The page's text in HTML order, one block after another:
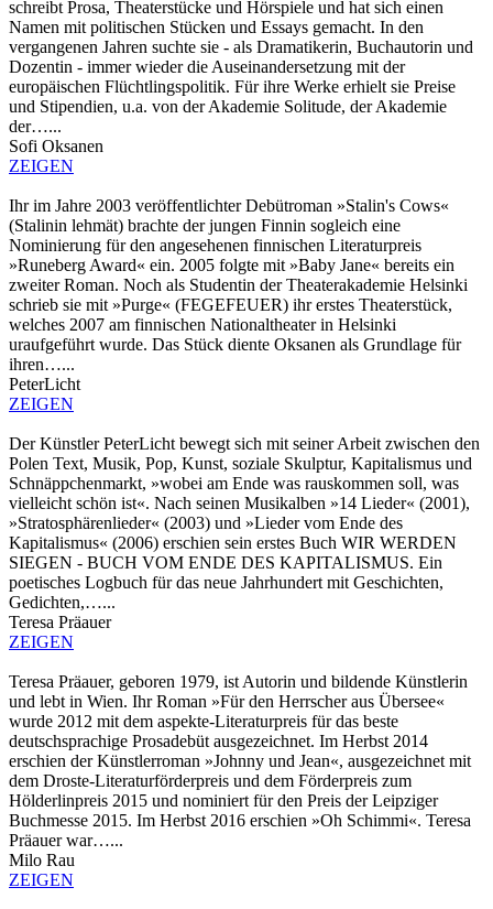
schreibt Prosa, Theaterstücke und Hörspiele und hat sich einen
Namen mit politischen Stücken und Essays gemacht. In den
vergangenen Jahren suchte sie - als Dramatikerin, Buchautorin und
Dozentin - immer wieder die Auseinandersetzung mit der
europäischen Flüchtlingspolitik. Für ihre Werke erhielt sie Preise
und Stipendien, u.a. von der Akademie Solitude, der Akademie
der…...
Sofi Oksanen
ZEIGEN
Ihr im Jahre 2003 veröffentlichter Debütroman »Stalin's Cows«
(Stalinin lehmät) brachte der jungen Finnin sogleich eine
Nominierung für den angesehenen finnischen Literaturpreis
»Runeberg Award« ein. 2005 folgte mit »Baby Jane« bereits ein
zweiter Roman. Noch als Studentin der Theaterakademie Helsinki
schrieb sie mit »Purge« (FEGEFEUER) ihr erstes Theaterstück,
welches 2007 am finnischen Nationaltheater in Helsinki
uraufgeführt wurde. Das Stück diente Oksanen als Grundlage für
ihren…...
PeterLicht
ZEIGEN
Der Künstler PeterLicht bewegt sich mit seiner Arbeit zwischen den
Polen Text, Musik, Pop, Kunst, soziale Skulptur, Kapitalismus und
Schnäppchenmarkt, »wobei am Ende was rauskommen soll, was
vielleicht schön ist«. Nach seinen Musikalben »14 Lieder« (2001),
»Stratosphärenlieder« (2003) und »Lieder vom Ende des
Kapitalismus« (2006) erschien sein erstes Buch WIR WERDEN
SIEGEN - BUCH VOM ENDE DES KAPITALISMUS. Ein
poetisches Logbuch für das neue Jahrhundert mit Geschichten,
Gedichten,…...
Teresa Präauer
ZEIGEN
Teresa Präauer, geboren 1979, ist Autorin und bildende Künstlerin
und lebt in Wien. Ihr Roman »Für den Herrscher aus Übersee«
wurde 2012 mit dem aspekte-Literaturpreis für das beste
deutschsprachige Prosadebüt ausgezeichnet. Im Herbst 2014
erschien der Künstlerroman »Johnny und Jean«, ausgezeichnet mit
dem Droste-Literaturförderpreis und dem Förderpreis zum
Hölderlinpreis 2015 und nominiert für den Preis der Leipziger
Buchmesse 2015. Im Herbst 2016 erschien »Oh Schimmi«. Teresa
Präauer war…...
Milo Rau
ZEIGEN